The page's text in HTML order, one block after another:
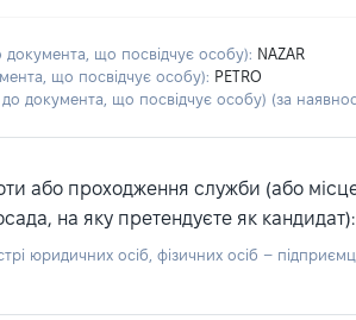
документа, що посвідчує особу): NAZAR
що посвідчує особу): PETRO
до документа, що посвідчує особу) (за
або проходження служби (або
на яку претендуєте як кандидат):
юридичних осіб, фізичних осіб –